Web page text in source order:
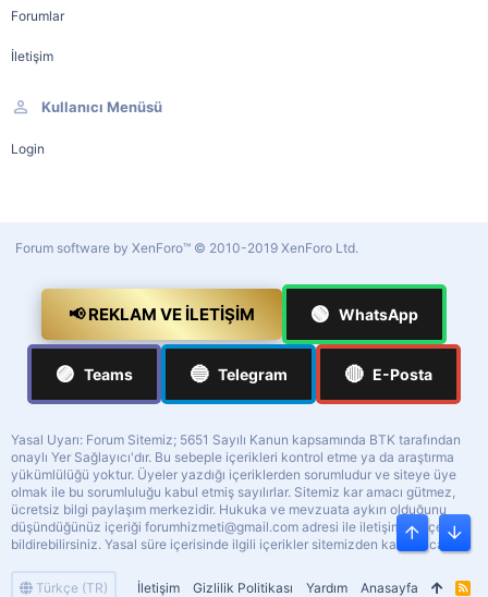
Forumlar
İletişim
Kullanıcı Menüsü
Login
Türkçe (TR) İletişim Gizlilik Politikası Yardım Anasayfa
R
Forum software by XenForo™ © 2010-2019 XenForo Ltd.
📢 REKLAM VE İLETIŞIM 🟢 WhatsApp
🟣 Teams 🔵 Telegram 🔴 E-Posta
Yasal Uyarı: Forum Sitemiz; 5651 Sayılı Kanun kapsamında BTK tarafından
onaylı Yer Sağlayıcı'dır. Bu sebeple içerikleri kontrol etme ya da araştırma
yükümlülüğü yoktur. Üyeler yazdığı içeriklerden sorumludur ve siteye üye
olmak ile bu sorumluluğu kabul etmiş sayılırlar. Sitemiz kar amacı gütmez,
ücretsiz bilgi paylaşım merkezidir. Hukuka ve mevzuata aykırı olduğunu
düşündüğünüz içeriği forumhizmeti@gmail.com adresi ile iletişime geçerek
bildirebilirsiniz. Yasal süre içerisinde ilgili içerikler sitemizden kaldırılacaktır.
Üst Alt